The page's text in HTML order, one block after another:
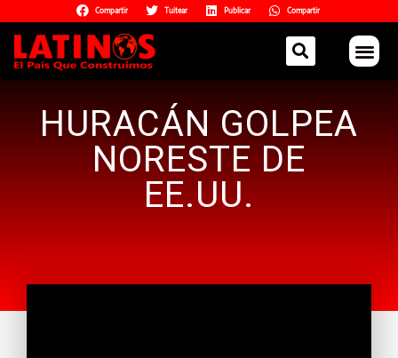
Compartir Tuitear Publicar Compartir
HURACÁN GOLPEA
NORESTE DE
EE.UU.